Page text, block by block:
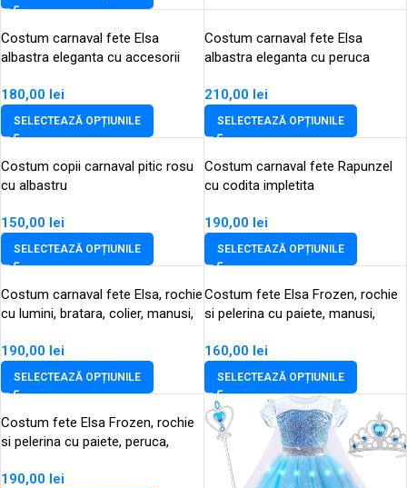
Costum carnaval fete Elsa
albastra eleganta cu accesorii
180,00 lei
SELECTEAZĂ OPȚIUNILE
Costum carnaval fete Elsa
albastra eleganta cu peruca
210,00 lei
SELECTEAZĂ OPȚIUNILE
Costum copii carnaval pitic rosu
cu albastru
150,00 lei
SELECTEAZĂ OPȚIUNILE
Costum carnaval fete Rapunzel
cu codita impletita
190,00 lei
SELECTEAZĂ OPȚIUNILE
Costum carnaval fete Elsa, rochie
cu lumini, bratara, colier, manusi,
190,00 lei
SELECTEAZĂ OPȚIUNILE
Costum fete Elsa Frozen, rochie
si pelerina cu paiete, manusi,
impletita
160,00 lei
SELECTEAZĂ OPȚIUNILE
Costum fete Elsa Frozen, rochie
si pelerina cu paiete, peruca,
190,00 lei